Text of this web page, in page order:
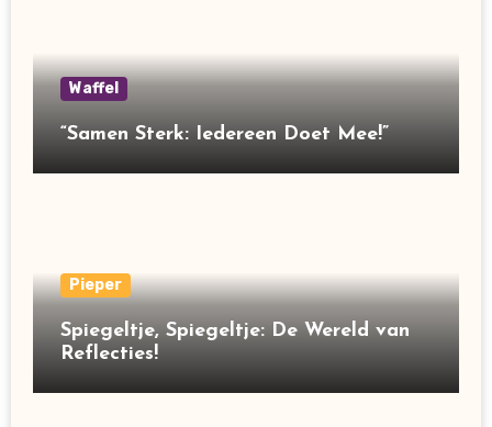
Waffel
“Samen Sterk: Iedereen Doet Mee!”
Pieper
Spiegeltje, Spiegeltje: De Wereld van
Reflecties!